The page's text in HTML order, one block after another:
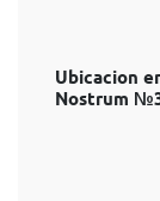
Ubicacion
Nostrum